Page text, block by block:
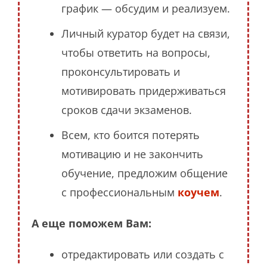
график — обсудим и реализуем.
Личный куратор будет на связи,
чтобы ответить на вопросы,
проконсультировать и
мотивировать придерживаться
сроков сдачи экзаменов.
Всем, кто боится потерять
мотивацию и не закончить
обучение, предложим общение
с профессиональным коучем.
А еще поможем Вам:
отредактировать или создать с